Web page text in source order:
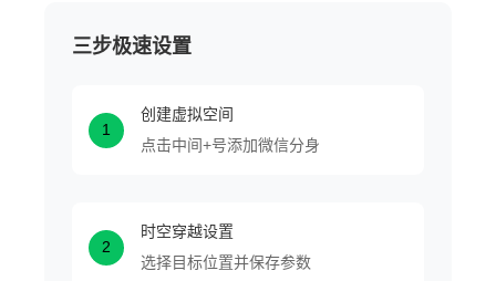
三步极速设置
1
创建虚拟空间
点击中间+号添加微信分身
2
时空穿越设置
选择目标位置并保存参数